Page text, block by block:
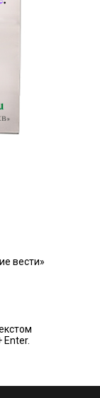
вести»
Enter.